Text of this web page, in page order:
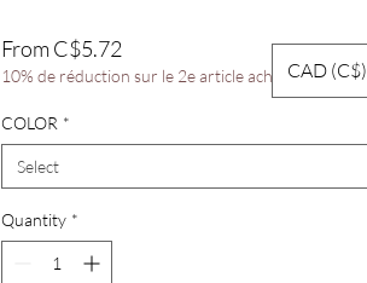
FromC$5.72
Price
10% de réduction sur le 2e article acheté
COLOR *
Select
Quantity *
CAD (C$)